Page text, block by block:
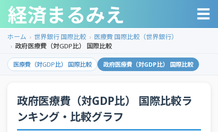
経済まるみえ ☰
ホーム 世界銀行 国際比較
医療費 国際比較（世界銀行）
政府医療費（対GDP比） 国際比較
医療費（対GDP比） 国際比較 政府医療費（対GDP比） 国際比較
政府医療費（対GDP比） 国際比較ラ
ンキング・比較グラフ